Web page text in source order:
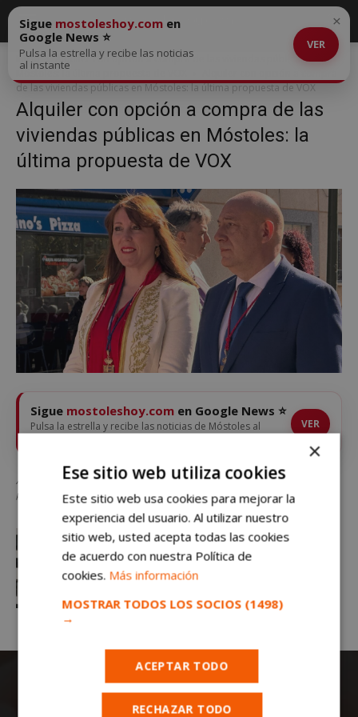
Inicio
Alquiler con opción a compra de las viviendas públicas en
Móstoles: la última propuesta de VOX
de las viviendas públicas en Móstoles: la última propuesta de VOX
Alquiler con opción a compra de las
viviendas públicas en Móstoles: la
última propuesta de VOX
Sigue mostoleshoy.com en
Google News ⭐
Pulsa la estrella y recibe las noticias
al instante
VER
×
Sigue mostoleshoy.com en Google News ⭐
Pulsa la estrella y recibe las noticias de Móstoles al
instante
VER
Alquiler con opción a compra de las viviendas públicas en Móstoles: la última
propuesta de VOX
×
Ese sitio web utiliza cookies
Este sitio web usa cookies para mejorar la
experiencia del usuario. Al utilizar nuestro
sitio web, usted acepta todas las cookies
de acuerdo con nuestra Política de
cookies. Más información
MOSTRAR TODOS LOS SOCIOS (1498)
→
ACEPTAR TODO
RECHAZAR TODO